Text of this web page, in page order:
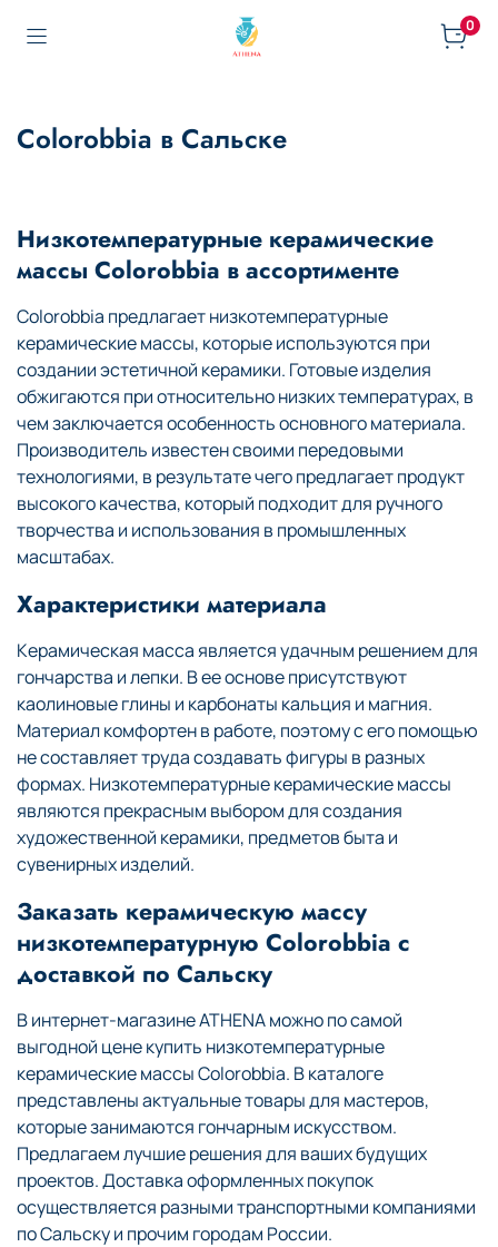
0
Colorobbia в Сальске
Низкотемпературные керамические
массы Colorobbia в ассортименте
Colorobbia предлагает низкотемпературные
керамические массы, которые используются при
создании эстетичной керамики. Готовые изделия
обжигаются при относительно низких температурах, в
чем заключается особенность основного материала.
Производитель известен своими передовыми
технологиями, в результате чего предлагает продукт
высокого качества, который подходит для ручного
творчества и использования в промышленных
масштабах.
Характеристики материала
Керамическая масса является удачным решением для
гончарства и лепки. В ее основе присутствуют
каолиновые глины и карбонаты кальция и магния.
Материал комфортен в работе, поэтому с его помощью
не составляет труда создавать фигуры в разных
формах. Низкотемпературные керамические массы
являются прекрасным выбором для создания
художественной керамики, предметов быта и
сувенирных изделий.
Заказать керамическую массу
низкотемпературную Colorobbia с
доставкой по Сальску
В интернет-магазине ATHENA можно по самой
выгодной цене купить низкотемпературные
керамические массы Colorobbia. В каталоге
представлены актуальные товары для мастеров,
которые занимаются гончарным искусством.
Предлагаем лучшие решения для ваших будущих
проектов. Доставка оформленных покупок
осуществляется разными транспортными компаниями
по Сальску и прочим городам России.